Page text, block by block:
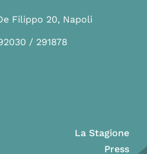
Filippo 20, Napoli
/ 291878
La Stagione
Press